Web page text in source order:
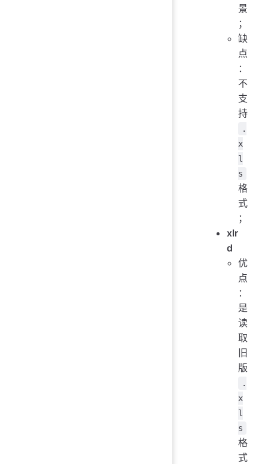
景
；
缺
点
：
不
支
持
.
x
l
s
格
式
；
xlr
d
优
点
：
是
读
取
旧
版
.
x
l
s
格
式